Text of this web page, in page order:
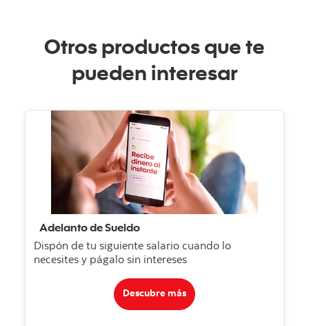
Otros productos que te
pueden interesar
Adelanto de Sueldo
Dispón de tu siguiente salario cuando lo
necesites y págalo sin intereses
Descubre más